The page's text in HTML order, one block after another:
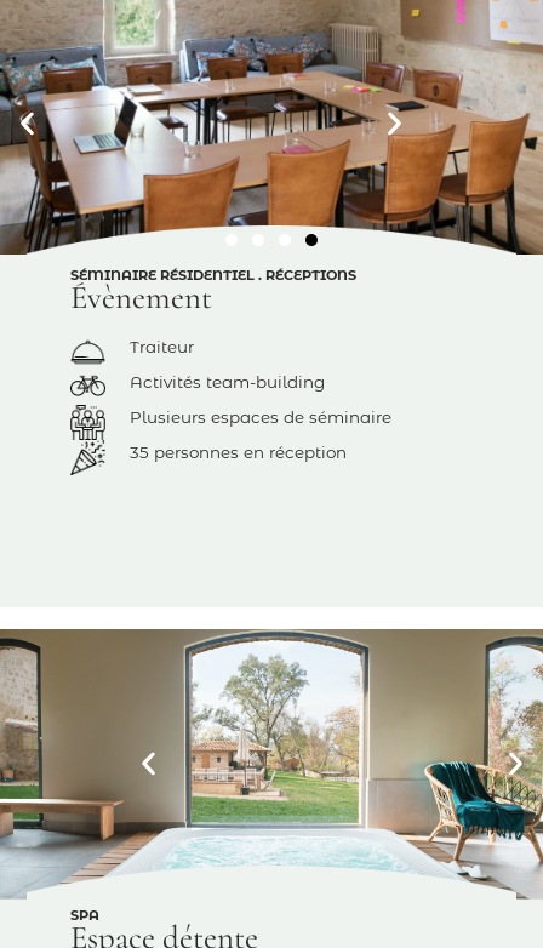
SÉMINAIRE RÉSIDENTIEL . RÉCEPTIONS
Évènement
Traiteur
Activités team-building
Plusieurs espaces de séminaire
35 personnes en réception
SPA
Espace détente